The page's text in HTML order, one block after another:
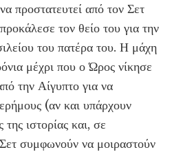
προστατευτεί από τον Σετ
τον θείο του για την
του πατέρα του. Η μάχη
μέχρι που ο Ώρος νίκησε
την Αίγυπτο για να
(αν και υπάρχουν
ιστορίας και, σε
συμφωνούν να μοιραστούν